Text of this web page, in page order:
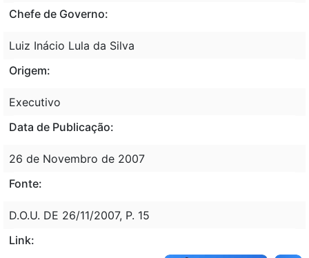
Chefe de Governo:
Luiz Inácio Lula da Silva
Origem:
Executivo
Data de Publicação:
26 de Novembro de 2007
Fonte:
D.O.U. DE 26/11/2007, P. 15
Link: